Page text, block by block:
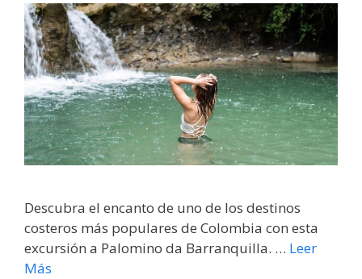
Descubra el encanto de uno de los destinos
costeros más populares de Colombia con esta
excursión a Palomino da Barranquilla. … Leer
Más